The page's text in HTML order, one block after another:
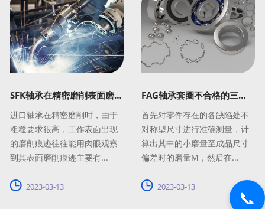
SFK轴承在精密磨削表面磨削痕迹
进口轴承在精密磨削时，由于
粗糙要求很高，工作表面出现
的磨削痕迹往往能用肉眼观察
到其表面磨削痕迹主要有...
2023-03-13
FAG轴承套圈不合格的三种解决方法
首先对零件存在的各缺陷处不
对称型尺寸进行准确测量，计
算出其中的小磨量至成品尺寸
偏差时的磨量M，然后在...
2023-03-13